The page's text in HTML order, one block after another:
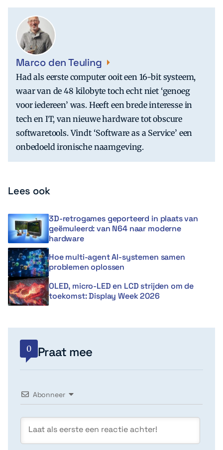
Marco den Teuling
Had als eerste computer ooit een 16-bit systeem,
waar van de 48 kilobyte toch echt niet ‘genoeg
voor iedereen’ was. Heeft een brede interesse in
tech en IT, van nieuwe hardware tot obscure
softwaretools. Vindt ‘Software as a Service’ een
onbedoeld ironische naamgeving.
Lees ook
3D-retrogames geporteerd in plaats van
geëmuleerd: van N64 naar moderne
hardware
Hoe multi-agent AI-systemen samen
problemen oplossen
OLED, micro-LED en LCD strijden om de
toekomst: Display Week 2026
0 Praat mee
Abonneer